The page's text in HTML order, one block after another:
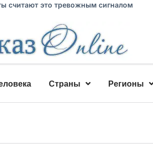
считают это тревожным сигналом
Страны Регионы